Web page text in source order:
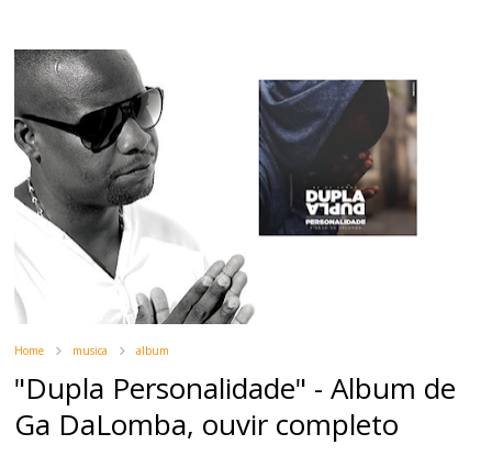
Home musica album
"Dupla Personalidade" - Album de
Ga DaLomba, ouvir completo